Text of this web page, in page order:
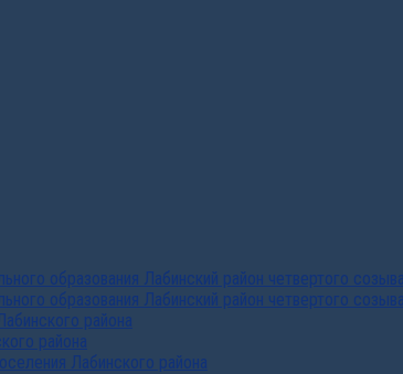
образования Лабинский район четвертого
образования Лабинский район четвертого
района
района
Лабинского района